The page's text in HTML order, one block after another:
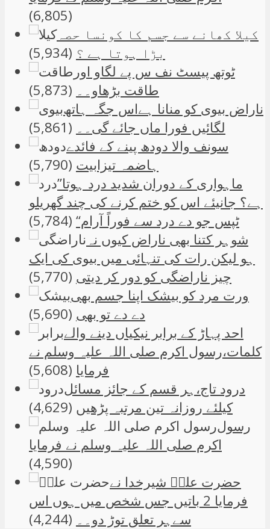
(6,805)
کیلا کھانے سے جسم کا کونسا حصہ
بڑا ہوتا ہے ؟ (5,934)
ٹوتھ پیسٹ نف س پے لگاو اور
طاقت بڑھاو۔۔ (5,873)
ناراض بیوی کو منانا ہےاس جگہ ہاتھ
لگائیں فورا ماں جائے گی۔۔ (5,861)
سونف والا دودھ پینے کے فائدے
ہاضمہ تیزابیت (5,790)
”ماہواری کے دوران شدید درد ہوتا
ہے؟ جانیئے اس کو ختم کرنے کی چند گھریلو
ٹپس جو دے درد سے فوراً آرام“ (5,784)
شوہر کتنا بھی ناراض کیوں نہ
ہو لیکن رات کی تنہائی میں بیوی کی ایک
چیز ناراضگی کو دور کر دیتی (5,770)
ورت مرد کو بیشک اپنا جسم بھی
دے دے تو بھی (5,690)
احد پہاڑ کے برابر نیکیاں دینے والے
کلمات،رسول اکرم صلی اللہ علیہ وسلم نے
فرمایا (5,608)
درود تاج،ہر قسم کے جائز مسائل
کیلئے روزانہ تین مرتبہ پڑھیں (4,629)
رسول
اکرم صلی اللہ علیہ وسلم نے فرمایا
(4,590)
حضرت علیؑ شیرخدا نے
فرمایا 2 باتیں جس شخص میں ہوں اس
سےہر تعلق توڑ دو۔۔ (4,244)